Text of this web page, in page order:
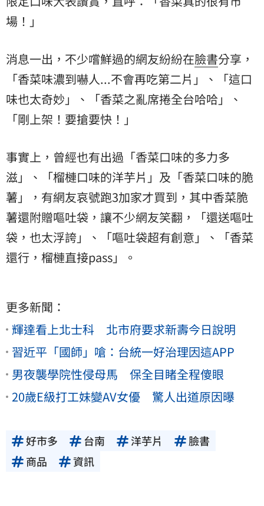
場！」
消息一出，不少嚐鮮過的網友紛紛在臉書分享，
「香菜味濃到嚇人...不會再吃第二片」、「這口
味也太奇妙」、「香菜之亂席捲全台哈哈」、
「剛上架！要搶要快！」
事實上，曾經也有出過「香菜口味的多力多
滋」、「榴槤口味的洋芋片」及「香菜口味的脆
薯」，有網友哀號跑3加家才買到，其中香菜脆
薯還附贈嘔吐袋，讓不少網友笑翻，「還送嘔吐
袋，也太浮誇」、「嘔吐袋超有創意」、「香菜
還行，榴槤直接pass」。
更多新聞：
輝達看上北士科 北市府要求新壽今日說明
習近平「國師」嗆：台統一好治理因這APP
男夜襲學院性侵母馬 保全目睹全程傻眼
20歲E級打工妹變AV女優 驚人出道原因曝
好市多 台南 洋芋片
臉書
商品
資訊